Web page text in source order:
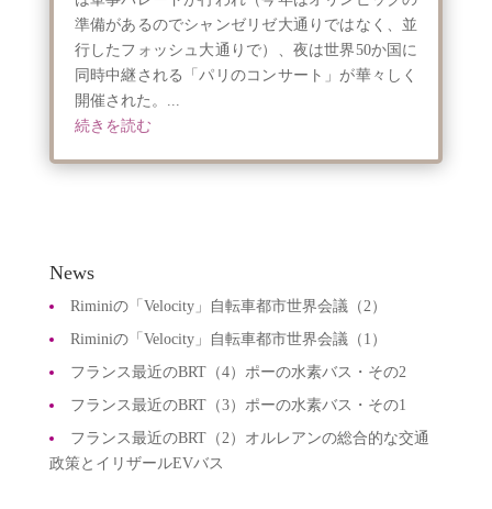
準備があるのでシャンゼリゼ大通りではなく、並
行したフォッシュ大通りで）、夜は世界50か国に
同時中継される「パリのコンサート」が華々しく
開催された。...
続きを読む
News
Riminiの「Velocity」自転車都市世界会議（2）
Riminiの「Velocity」自転車都市世界会議（1）
フランス最近のBRT（4）ポーの水素バス・その2
フランス最近のBRT（3）ポーの水素バス・その1
フランス最近のBRT（2）オルレアンの総合的な交通
政策とイリザールEVバス